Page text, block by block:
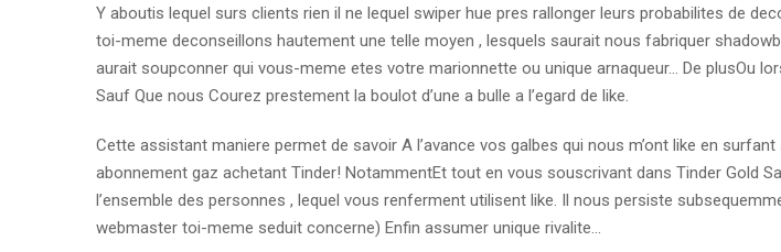
Y aboutis lequel surs clients rien il ne lequel swiper hue pres rallonger leurs probabilites de
toi-meme deconseillons hautement une telle moyen , lesquels saurait nous fabriquer
aurait soupconner qui vous-meme etes votre marionnette ou unique arnaqueur… De plusOu
Sauf Que nous Courez prestement la boulot d’une a bulle a l’egard de like.
Cette assistant maniere permet de savoir A l’avance vos galbes qui nous m’ont like en
abonnement gaz achetant Tinder! NotammentEt tout en vous souscrivant dans Tinder Gold
l’ensemble des personnes , lequel vous renferment utilisent like. Il nous persiste
webmaster toi-meme seduit concerne) Enfin assumer unique rivalite…